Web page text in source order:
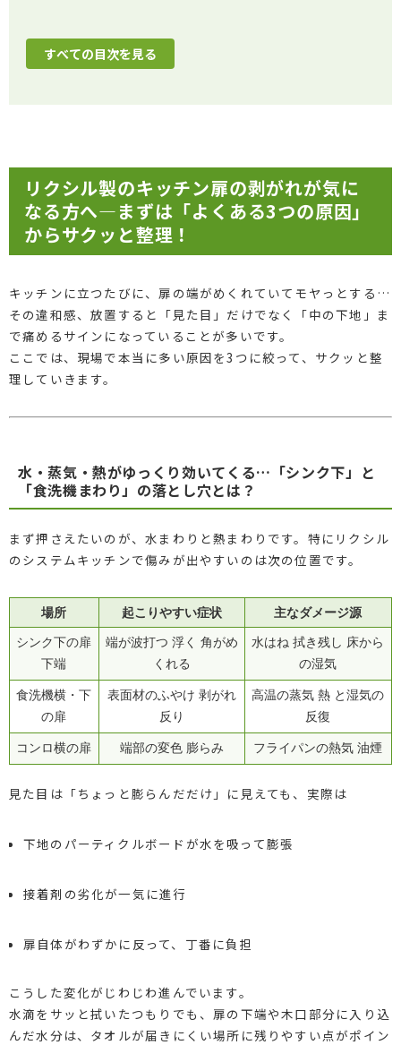
すべての目次を見る
リクシル製のキッチン扉の剥がれが気に
なる方へ―まずは「よくある3つの原因」
からサクッと整理！
キッチンに立つたびに、扉の端がめくれていてモヤっとする…
その違和感、放置すると「見た目」だけでなく「中の下地」ま
で痛めるサインになっていることが多いです。
ここでは、現場で本当に多い原因を3つに絞って、サクッと整
理していきます。
水・蒸気・熱がゆっくり効いてくる…「シンク下」と
「食洗機まわり」の落とし穴とは？
まず押さえたいのが、水まわりと熱まわりです。特にリクシル
のシステムキッチンで傷みが出やすいのは次の位置です。
場所 起こりやすい症状 主なダメージ源
シンク下の扉
下端
端が波打つ 浮く 角がめ
くれる
水はね 拭き残し 床から
の湿気
食洗機横・下
の扉
表面材のふやけ 剥がれ
反り
高温の蒸気 熱 と湿気の
反復
コンロ横の扉 端部の変色 膨らみ フライパンの熱気 油煙
見た目は「ちょっと膨らんだだけ」に見えても、実際は
下地のパーティクルボードが水を吸って膨張
接着剤の劣化が一気に進行
扉自体がわずかに反って、丁番に負担
こうした変化がじわじわ進んでいます。
水滴をサッと拭いたつもりでも、扉の下端や木口部分に入り込
んだ水分は、タオルが届きにくい場所に残りやすい点がポイン